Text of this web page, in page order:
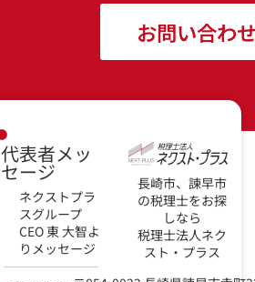
お問い合わ
代表者メッ
セージ
ネクストプラ
スグループ
CEO 東 大智よ
りメッセージ
長崎市、諫早市
の税理士をお探
しなら
税理士法人ネク
スト・プラス